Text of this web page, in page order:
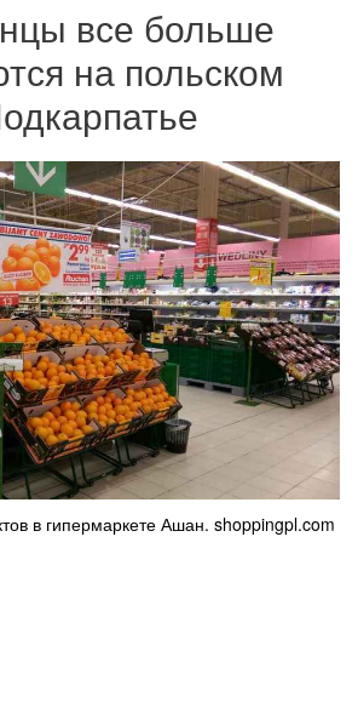
все больше
на польском
в гипермаркете Ашан. shoppingpl.com